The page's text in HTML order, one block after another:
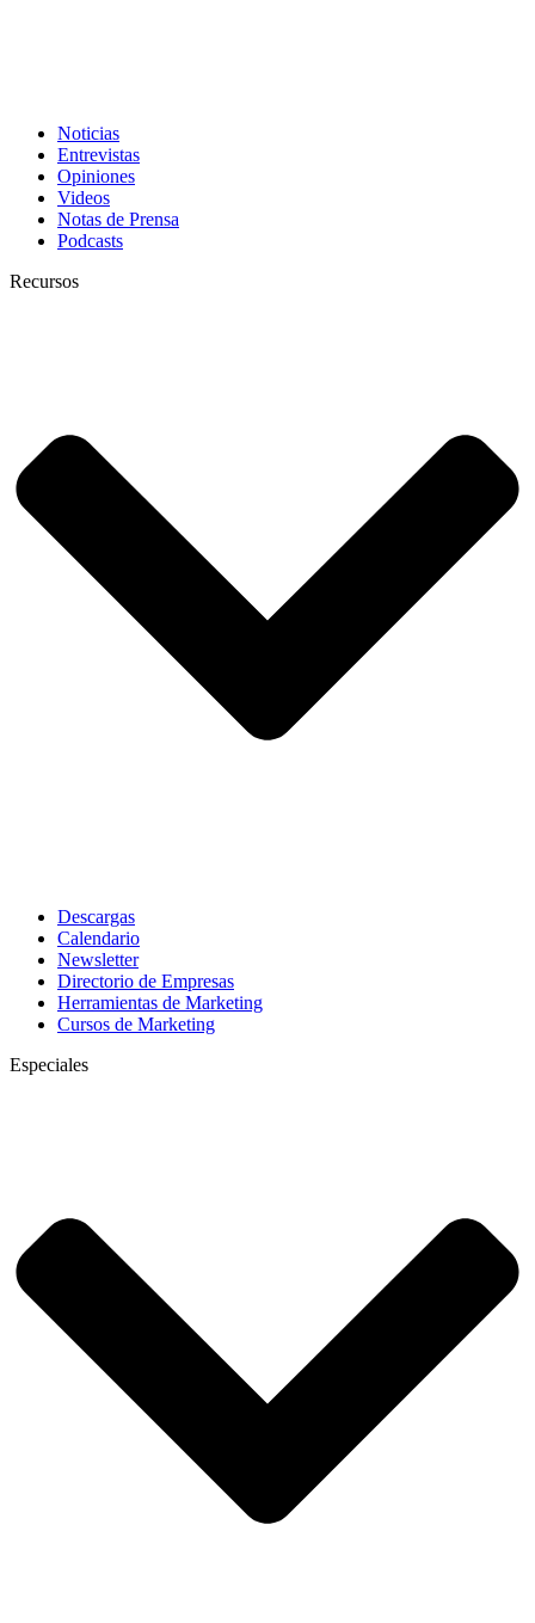
Noticias
Entrevistas
Opiniones
Videos
Notas de Prensa
Podcasts
Recursos
Descargas
Calendario
Newsletter
Directorio de Empresas
Herramientas de Marketing
Cursos de Marketing
Especiales